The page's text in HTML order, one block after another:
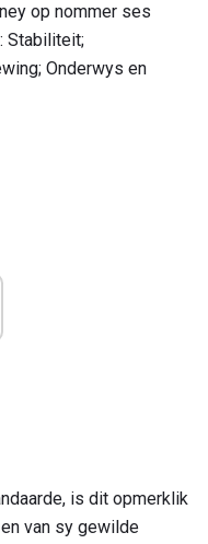
op nommer ses
Stabiliteit;
Onderwys en
is dit opmerklik
van sy gewilde